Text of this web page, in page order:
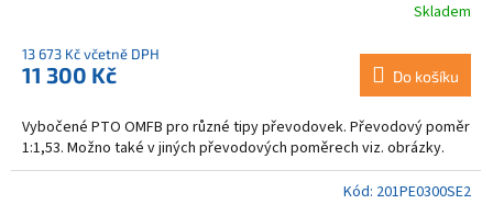
Skladem
13 673 Kč včetně DPH
11 300 Kč Do košíku
Vybočené PTO OMFB pro různé tipy převodovek. Převodový poměr
1:1,53. Možno také v jiných převodových poměrech viz. obrázky.
Kód: 201PE0300SE2